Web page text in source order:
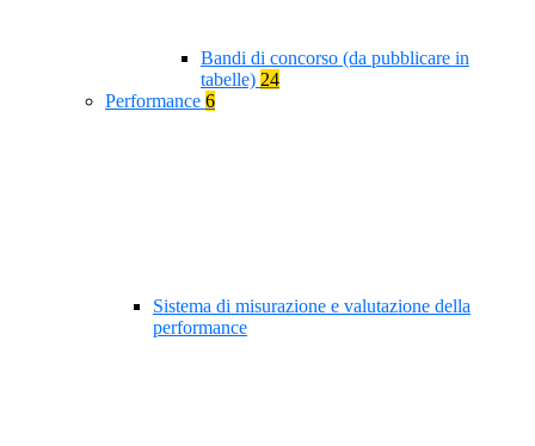
Bandi di concorso (da pubblicare in
tabelle) 24
Performance 6
Sistema di misurazione e valutazione della
performance